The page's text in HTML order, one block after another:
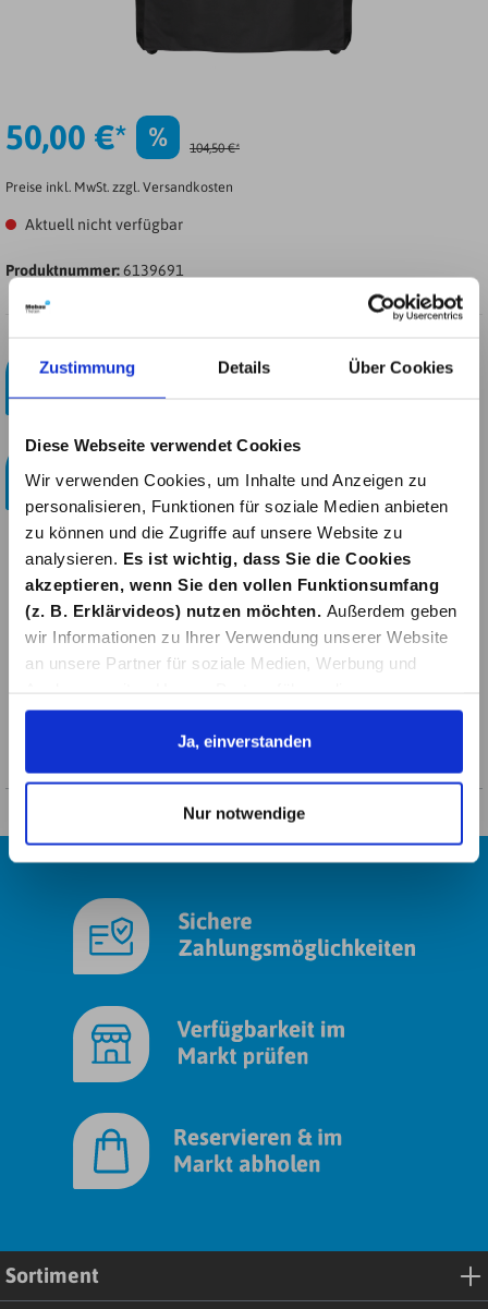
Zustimmung Details Über Cookies
Diese Webseite verwendet Cookies
Wir verwenden Cookies, um Inhalte und Anzeigen zu
personalisieren, Funktionen für soziale Medien anbieten
zu können und die Zugriffe auf unsere Website zu
analysieren. Es ist wichtig, dass Sie die Cookies
akzeptieren, wenn Sie den vollen Funktionsumfang
(z. B. Erklärvideos) nutzen möchten.
Außerdem geben
wir Informationen zu Ihrer Verwendung unserer Website
an unsere Partner für soziale Medien, Werbung und
Informationen möglicherweise mit weiteren Daten
zusammen, die Sie ihnen bereitgestellt haben oder die
sie im Rahmen Ihrer Nutzung der Dienste gesammelt
Datenschutzerklärung. Link zu
unsererDatenschutzerklärung. Link zumImpressum.
Ja, einverstanden
Nur notwendige
50,00 €* % 104,50 €*
Preise inkl. MwSt. zzgl. Versandkosten
Aktuell nicht verfügbar
Produktnummer:6139691
Kostenloser Paketversand!
Bestellen & Abholen
abholen.
Beschreibung
Everdure Premium Abdeckhaube für HUBGeeignet für
das Kohlegrillgerät HUB® mit elektrischer Zündung
Sortiment